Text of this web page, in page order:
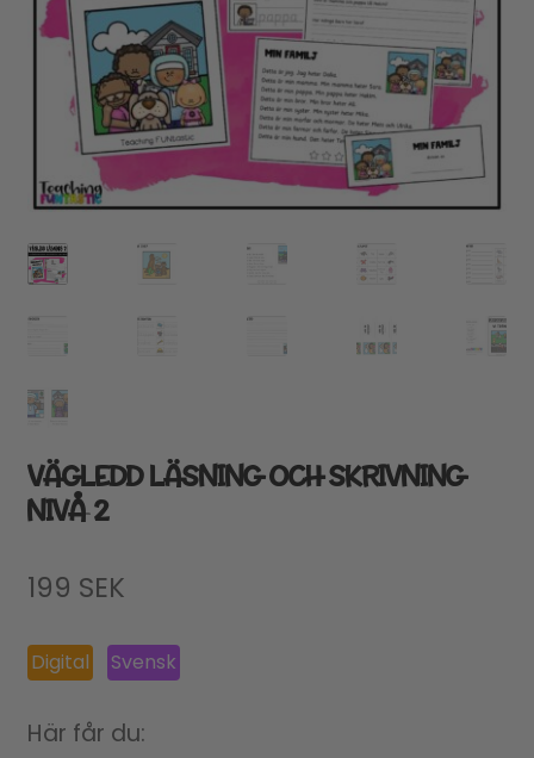
VÄGLEDD LÄSNING OCH SKRIVNING
NIVÅ 2
199 SEK
Digital Svensk
Här får du: